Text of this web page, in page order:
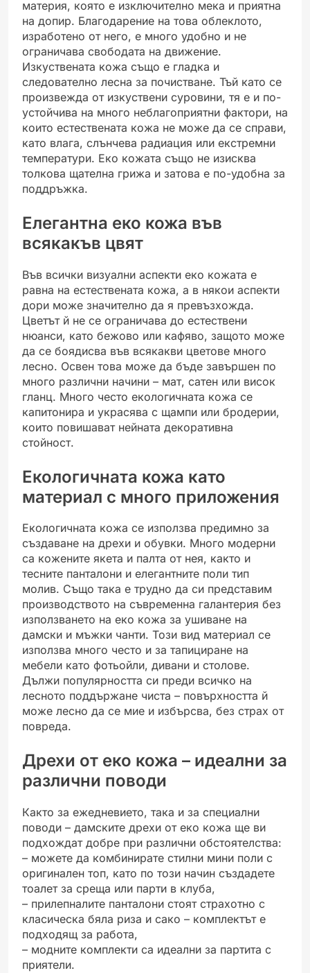
материя, която е изключително мека и приятна
на допир. Благодарение на това облеклото,
изработено от него, е много удобно и не
ограничава свободата на движение.
Изкуствената кожа също е гладка и
следователно лесна за почистване. Тъй като се
произвежда от изкуствени суровини, тя е и по-
устойчива на много неблагоприятни фактори, на
които естествената кожа не може да се справи,
като влага, слънчева радиация или екстремни
температури. Еко кожата също не изисква
толкова щателна грижа и затова е по-удобна за
поддръжка.
Елегантна еко кожа във
всякакъв цвят
Във всички визуални аспекти еко кожата е
равна на естествената кожа, а в някои аспекти
дори може значително да я превъзхожда.
Цветът й не се ограничава до естествени
нюанси, като бежово или кафяво, защото може
да се боядисва във всякакви цветове много
лесно. Освен това може да бъде завършен по
много различни начини – мат, сатен или висок
гланц. Много често екологичната кожа се
капитонира и украсява с щампи или бродерии,
които повишават нейната декоративна
стойност.
Екологичната кожа като
материал с много приложения
Екологичната кожа се използва предимно за
създаване на дрехи и обувки. Много модерни
са кожените якета и палта от нея, както и
тесните панталони и елегантните поли тип
молив. Също така е трудно да си представим
производството на съвременна галантерия без
използването на еко кожа за ушиване на
дамски и мъжки чанти. Този вид материал се
използва много често и за тапициране на
мебели като фотьойли, дивани и столове.
Дължи популярността си преди всичко на
лесното поддържане чиста – повърхността й
може лесно да се мие и избърсва, без страх от
повреда.
Дрехи от еко кожа – идеални за
различни поводи
Както за ежедневието, така и за специални
поводи – дамските дрехи от еко кожа ще ви
подхождат добре при различни обстоятелства:
– можете да комбинирате стилни мини поли с
оригинален топ, като по този начин създадете
тоалет за среща или парти в клуба,
– прилепналите панталони стоят страхотно с
класическа бяла риза и сако – комплектът е
подходящ за работа,
– модните комплекти са идеални за партита с
приятели.